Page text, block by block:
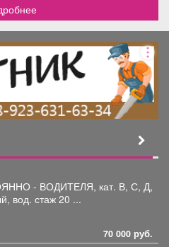
- ВОДИТЕЛЯ, кат. В, С, Д,
вод. стаж 20 ...
70 000 руб.